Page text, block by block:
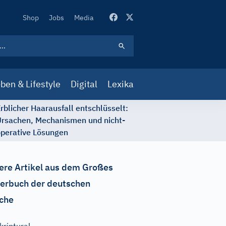
Secondary
Shop Jobs Media
& Lifestyle Digital Lexika
Haarausfall entschlüsselt:
Mechanismen und nicht-
Lösungen
Artikel aus dem Großes
der deutschen